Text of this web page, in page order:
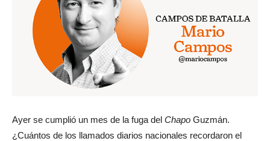
Ayer se cumplió un mes de la fuga del Chapo Guzmán.
¿Cuántos de los llamados diarios nacionales recordaron el